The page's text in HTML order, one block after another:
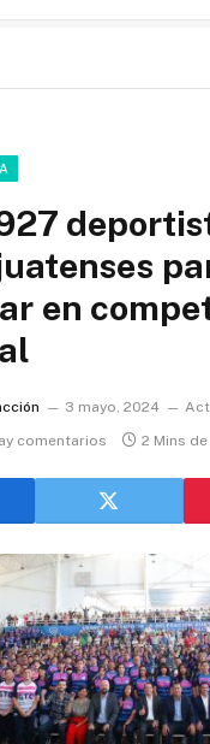
en
3 mayo, 2024
comentarios 2 Mins